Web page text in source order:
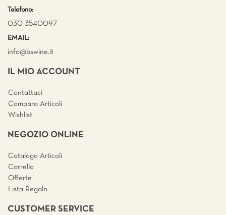
Telefono:
030 3540097
EMAIL:
info@bswine.it
IL MIO ACCOUNT
Contattaci
Compara Articoli
Wishlist
NEGOZIO ONLINE
Catalogo Articoli
Carrello
Offerte
Lista Regalo
CUSTOMER SERVICE